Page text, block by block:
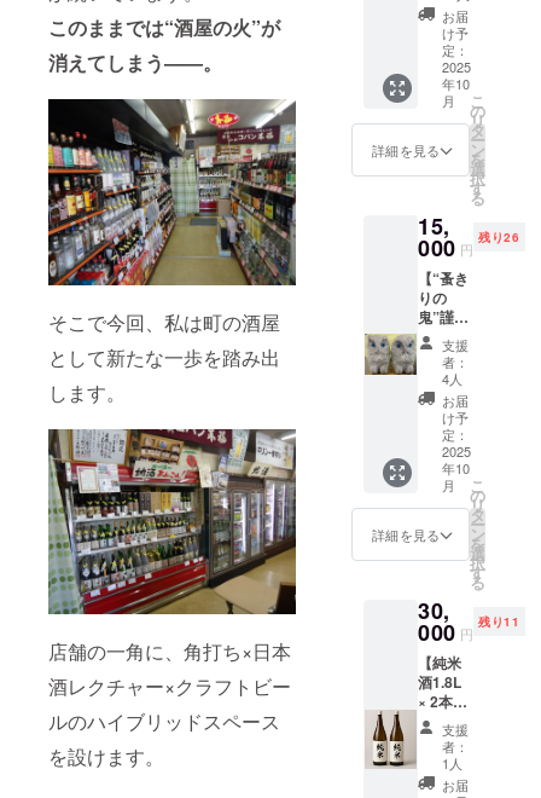
このままでは“酒屋の火”が
消えてしまう——。
そこで今回、私は町の酒屋
として新たな一歩を踏み出
します。
店舗の一角に、角打ち×日本
酒レクチャー×クラフトビー
ルのハイブリッドスペース
を設けます。
のラベ
ルに表
記され
ます。
商品開
封前に
お届け
のリ
に貼付
された
ラベル
や注意
書きを
ご確認
くださ
い。」
「※未成
年者の
飲酒は
法律で
禁止さ
れてい
ます。
お申し
込みは
20歳以
上の方
せてい
ただき
ま
す。」
のラベ
ルに表
記され
ます。
商品開
封前に
お届け
のリ
された
ラベル
や注意
書きを
ご確認
くださ
い。」
ける方
向けの
リター
ンと
なって
おりま
す。
「原材
品表示
はお届
け商品
のラベ
ルに表
記され
ます。
商品開
封前に
は必ず
お届け
のリ
ターン
に貼付
された
や注意
書きを
い。」
「※未成
年者の
飲酒は
法律で
禁止さ
れてい
ます。
お申し
込みは
選りす
ぐりの
クラフ
トビー
ル2種の
飲み比
べをお
楽しみ
限
2025年
12月末
日まで
それぞ
れ1回限
り有効
実際に
ご来店
いただ
ける方
向けの
リター
ンと
なって
おりま
す。
等の食
品表示
はお届
け商品
のラベ
ルに表
記され
ます。
商品開
封前に
権】 日
本酒学
講師と
しての
知識を
活か
し、店
内角打
ちス
ペース
式講習
を実
施。 講
習修了
者には
日本酒
サービ
ス研究
会の正
式な認
定証が
授与さ
れ、日
本酒の
伝え手
として
活躍す
ます。
開催時
期はご
支援い
ただい
た皆様
と調整
いたし
ます。
実施概
お届
け予
定：
2025
年10
月
詳細を見る
こ
の
リ
タ
ー
ン
を
選
択
す
る
15,
000 円
残り26
【“蚤き
りの
鬼”謹
製 ふ
くろう
夫婦＆
吟醸酒
720ml 1
本セッ
ト】 “蚤
きりの
鬼”とも
称され
る石職
人、桜
川市・
彫さん
による
手彫り
のふく
ろうの
つが
い。 石
の町・
桜川で
代々受
支援
者：
4人
お届
け予
定：
2025
年10
月
詳細を見る
こ
の
リ
タ
ー
ン
を
選
択
す
る
30,
000 円
残り11
【純米
酒1.8L
× 2本
セット
(解説付
き) × 3
か月】
支援
者：
1人
お届